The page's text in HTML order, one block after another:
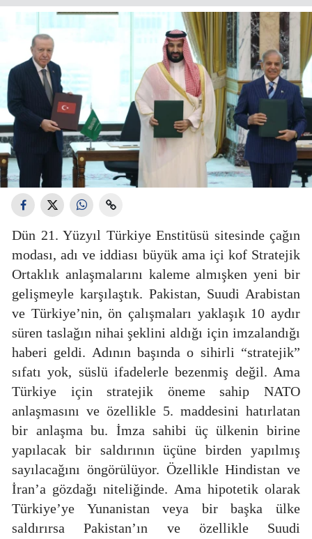
Dün 21. Yüzyıl Türkiye Enstitüsü sitesinde çağın
modası, adı ve iddiası büyük ama içi kof Stratejik
Ortaklık anlaşmalarını kaleme almışken yeni bir
gelişmeyle karşılaştık. Pakistan, Suudi Arabistan
ve Türkiye’nin, ön çalışmaları yaklaşık 10 aydır
süren taslağın nihai şeklini aldığı için imzalandığı
haberi geldi. Adının başında o sihirli “stratejik”
sıfatı yok, süslü ifadelerle bezenmiş değil. Ama
Türkiye için stratejik öneme sahip NATO
anlaşmasını ve özellikle 5. maddesini hatırlatan
bir anlaşma bu. İmza sahibi üç ülkenin birine
yapılacak bir saldırının üçüne birden yapılmış
sayılacağını öngörülüyor. Özellikle Hindistan ve
İran’a gözdağı niteliğinde. Ama hipotetik olarak
Türkiye’ye Yunanistan veya bir başka ülke
saldırırsa Pakistan’ın ve özellikle Suudi